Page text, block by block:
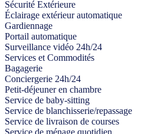
Sécurité Extérieure
Éclairage extérieur automatique
Gardiennage
Portail automatique
Surveillance vidéo 24h/24
Services et Commodités
Bagagerie
Conciergerie 24h/24
Petit-déjeuner en chambre
Service de baby-sitting
Service de blanchisserie/repassage
Service de livraison de courses